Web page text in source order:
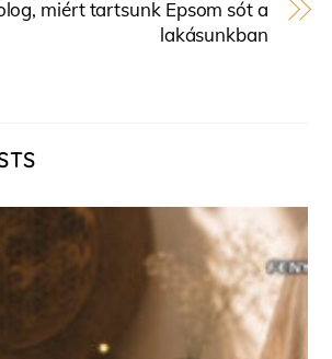
miért tartsunk Epsom sót a
lakásunkban